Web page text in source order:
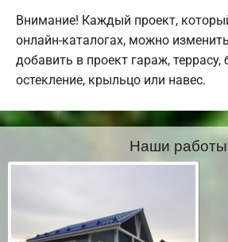
Внимание! Каждый проект,
онлайн-каталогах, можно
добавить в проект гараж, террасу,
остекление, крыльцо или навес.
Наши работы